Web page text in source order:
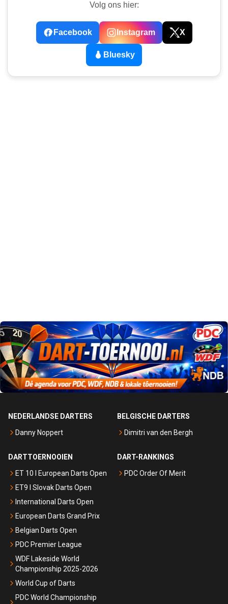
Volg ons hier:
Facebook Instagram X
Bluesky
NEDERLANDSE DARTERS
Danny Noppert
BELGISCHE DARTERS
Dimitri van den Bergh
DARTTOERNOOIEN
ET 10 I European Darts Open
ET9 I Slovak Darts Open
International Darts Open
European Darts Grand Prix
Belgian Darts Open
PDC Premier League
WDF Lakeside World
Championship 2025-2026
World Cup of Darts
PDC World Championship
DART-RANKINGS
PDC Order Of Merit